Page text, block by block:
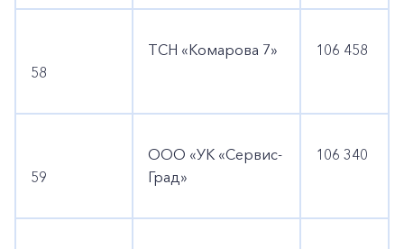
58
ТСН «Комарова 7» 106 458
59
ООО «УК «Сервис-
Град»
106 340